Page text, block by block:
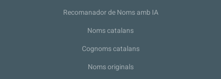
Recomanador de Noms amb IA
Noms catalans
Cognoms catalans
Noms originals